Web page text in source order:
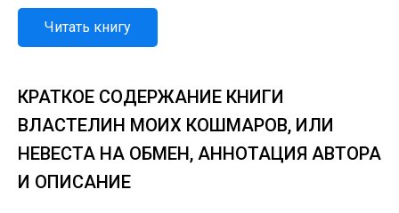
Читать книгу
КРАТКОЕ СОДЕРЖАНИЕ КНИГИ
ВЛАСТЕЛИН МОИХ КОШМАРОВ, ИЛИ
НЕВЕСТА НА ОБМЕН, АННОТАЦИЯ АВТОРА
И ОПИСАНИЕ